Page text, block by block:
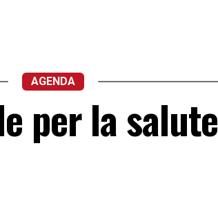
AGENDA
per la salute